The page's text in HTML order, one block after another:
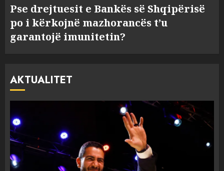
Pse drejtuesit e Bankës së Shqipërisë
po i kërkojnë mazhorancës t’u
garantojë imunitetin?
AKTUALITET